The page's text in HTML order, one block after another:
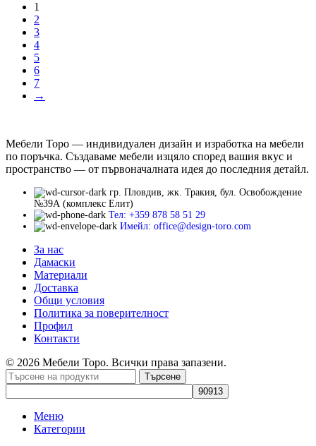
1
2
3
4
5
6
7
→
Мебели Торо — индивидуален дизайн и изработка на мебели
по поръчка. Създаваме мебели изцяло според вашия вкус и
пространство — от първоначалната идея до последния детайл.
гр. Пловдив, жк. Тракия, бул. Освобождение
№39А (комплекс Елит)
Тел: +359 878 58 51 29
Имейл: office@design-toro.com
За нас
Дамаски
Материали
Доставка
Общи условия
Политика за поверителност
Профил
Контакти
© 2026 Мебели Торо. Всички права запазени.
Търсене
Меню
Категории